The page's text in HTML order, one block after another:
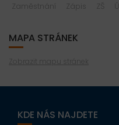
Zaměstnání Zápis ZŠ
MAPA STRÁNEK
Zobrazit mapu stránek
KDE NÁS NAJDETE